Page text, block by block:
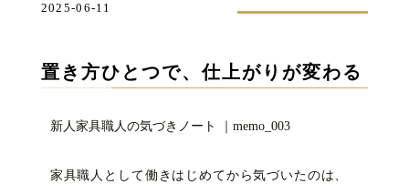
置き方ひとつで、仕上がりが変わる
2025-06-11
新人家具職人の気づきノート ｜memo_003
家具職人として働きはじめてから気づいたのは、